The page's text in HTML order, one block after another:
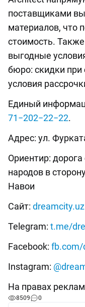
поставщиками
материалов, что
стоимость.
выгодные
бюро: скидки при
условия
Единый
71−202−22−22.
Адрес: ул.
Ориентир:
народов в
Навои
Сайт: dreamcity.uz
Telegram: t.me/
Facebook: fb.com/
Instagram:
На правах
8509 0